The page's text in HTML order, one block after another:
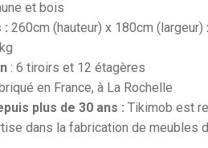
et bois
: 260cm (hauteur) x 180cm
: 6 tiroirs et 12 étagères
en France, à La Rochelle
plus de 30 ans : Tikimob est
dans la fabrication de meubles